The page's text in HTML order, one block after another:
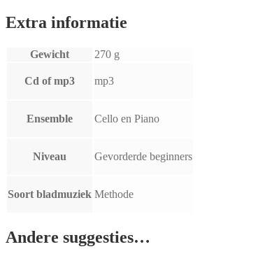
Extra informatie
Gewicht 270 g
Cd of mp3 mp3
Ensemble Cello en Piano
Niveau Gevorderde beginners
Soort bladmuziek Methode
Andere suggesties…